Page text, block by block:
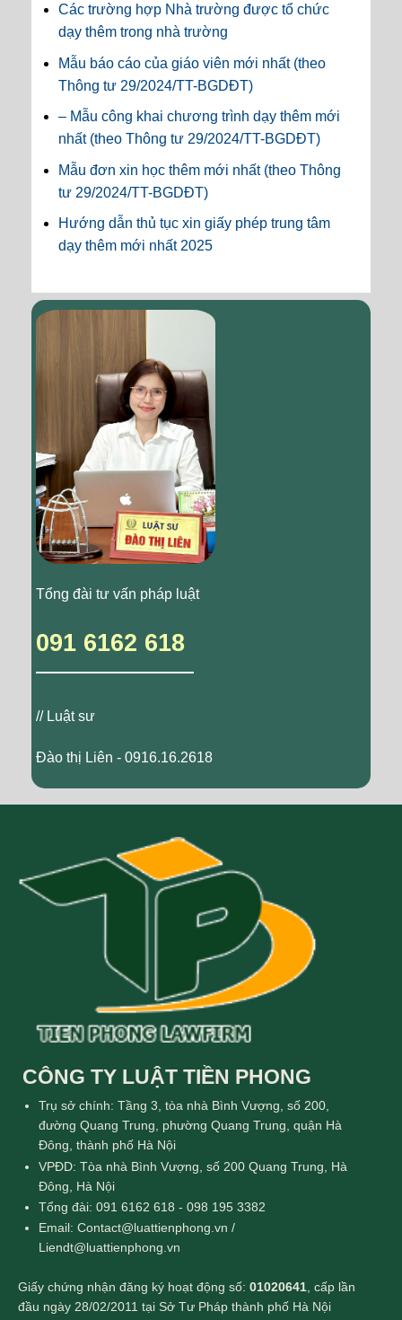
Các trường hợp Nhà trường được tổ chức
dạy thêm trong nhà trường
Mẫu báo cáo của giáo viên mới nhất (theo
Thông tư 29/2024/TT-BGDĐT)
– Mẫu công khai chương trình dạy thêm mới
nhất (theo Thông tư 29/2024/TT-BGDĐT)
Mẫu đơn xin học thêm mới nhất (theo Thông
tư 29/2024/TT-BGDĐT)
Hướng dẫn thủ tục xin giấy phép trung tâm
dạy thêm mới nhất 2025
Tổng đài tư vấn pháp luật
091 6162 618
// Luật sư
Đào thị Liên - 0916.16.2618
CÔNG TY LUẬT TIỀN PHONG
Trụ sở chính: Tầng 3, tòa nhà Bình Vượng, số 200,
đường Quang Trung, phường Quang Trung, quận Hà
Đông, thành phố Hà Nội
VPĐD: Tòa nhà Bình Vượng, số 200 Quang Trung, Hà
Đông, Hà Nội
Tổng đài: 091 6162 618 - 098 195 3382
Email: Contact@luattienphong.vn /
Liendt@luattienphong.vn
Giấy chứng nhận đăng ký hoạt động số: 01020641 , cấp lần
đầu ngày 28/02/2011 tại Sở Tư Pháp thành phố Hà Nội